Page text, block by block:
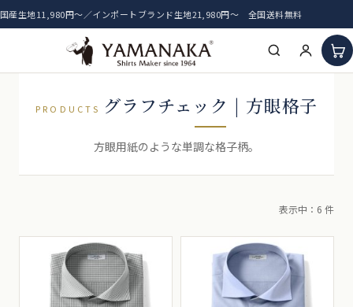
国産生地11,980円〜／インポートブランド生地21,980円〜 全国送料無料
PRODUCTS グラフチェック | 方眼格子
方眼用紙のような単調な格子柄。
表示中：6 件